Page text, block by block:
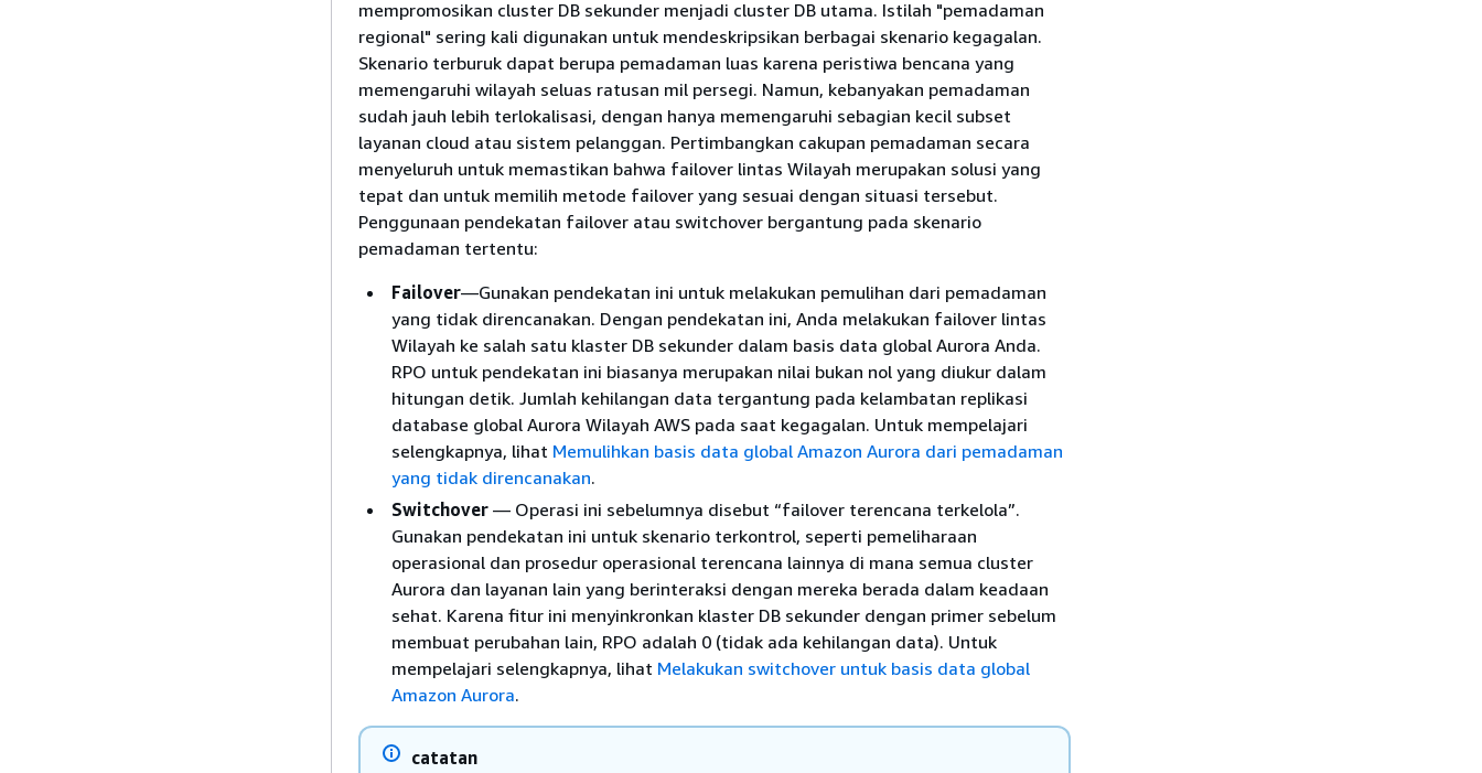
mempromosikan cluster DB sekunder menjadi cluster DB utama. Istilah "pemadaman
regional" sering kali digunakan untuk mendeskripsikan berbagai skenario kegagalan.
Skenario terburuk dapat berupa pemadaman luas karena peristiwa bencana yang
memengaruhi wilayah seluas ratusan mil persegi. Namun, kebanyakan pemadaman
sudah jauh lebih terlokalisasi, dengan hanya memengaruhi sebagian kecil subset
layanan cloud atau sistem pelanggan. Pertimbangkan cakupan pemadaman secara
menyeluruh untuk memastikan bahwa failover lintas Wilayah merupakan solusi yang
tepat dan untuk memilih metode failover yang sesuai dengan situasi tersebut.
Penggunaan pendekatan failover atau switchover bergantung pada skenario
pemadaman tertentu:
Failover—Gunakan pendekatan ini untuk melakukan pemulihan dari pemadaman
yang tidak direncanakan. Dengan pendekatan ini, Anda melakukan failover lintas
Wilayah ke salah satu klaster DB sekunder dalam basis data global Aurora Anda.
RPO untuk pendekatan ini biasanya merupakan nilai bukan nol yang diukur dalam
hitungan detik. Jumlah kehilangan data tergantung pada kelambatan replikasi
database global Aurora Wilayah AWS pada saat kegagalan. Untuk mempelajari
selengkapnya, lihat Memulihkan basis data global Amazon Aurora dari pemadaman
yang tidak direncanakan.
Switchover — Operasi ini sebelumnya disebut “failover terencana terkelola”.
Gunakan pendekatan ini untuk skenario terkontrol, seperti pemeliharaan
operasional dan prosedur operasional terencana lainnya di mana semua cluster
Aurora dan layanan lain yang berinteraksi dengan mereka berada dalam keadaan
sehat. Karena fitur ini menyinkronkan klaster DB sekunder dengan primer sebelum
membuat perubahan lain, RPO adalah 0 (tidak ada kehilangan data). Untuk
mempelajari selengkapnya, lihat Melakukan switchover untuk basis data global
Amazon Aurora.
catatan